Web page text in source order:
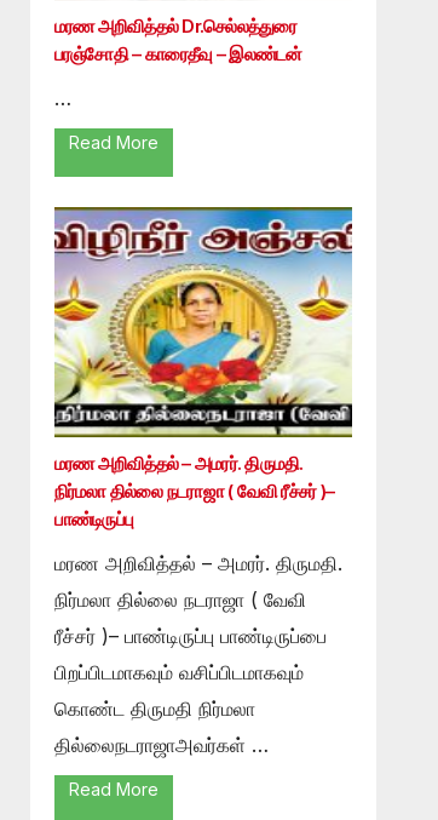
மரண அறிவித்தல் Dr.செல்லத்துரை
பரஞ்சோதி – காரைதீவு – இலண்டன்
…
Read More
மரண அறிவித்தல் – அமரர். திருமதி.
நிர்மலா தில்லை நடராஜா ( வேவி ரீச்சர் )–
பாண்டிருப்பு
மரண அறிவித்தல் – அமரர். திருமதி.
நிர்மலா தில்லை நடராஜா ( வேவி
ரீச்சர் )– பாண்டிருப்பு பாண்டிருப்பை
பிறப்பிடமாகவும் வசிப்பிடமாகவும்
கொண்ட திருமதி நிர்மலா
தில்லைநடராஜாஅவர்கள் …
Read More